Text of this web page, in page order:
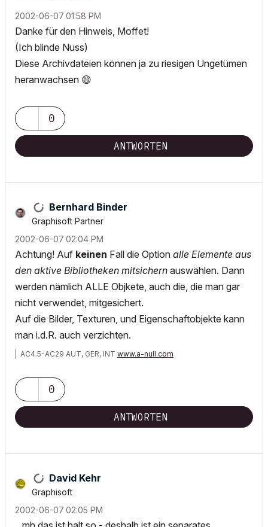
‎2002-06-07 01:58 PM
Danke für den Hinweis, Moffet!
(Ich blinde Nuss)
Diese Archivdateien können ja zu riesigen Ungetümen
heranwachsen 😄
0
ANTWORTEN
Bernhard Binder
Graphisoft Partner
‎2002-06-07 02:04 PM
Achtung! Auf keinen Fall die Option alle Elemente aus
den aktive Bibliotheken mitsichern auswählen. Dann
werden nämlich ALLE Objkete, auch die, die man gar
nicht verwendet, mitgesichert.
Auf die Bilder, Texturen, und Eigenschaftobjekte kann
man i.d.R. auch verzichten.
AC4.5-AC29 AUT, GER, INT www.a-null.com
0
ANTWORTEN
David Kehr
Graphisoft
‎2002-06-07 02:05 PM